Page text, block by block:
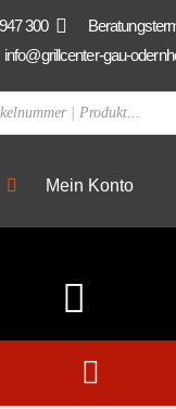
300
info@grillcenter-gau-
Mein Konto